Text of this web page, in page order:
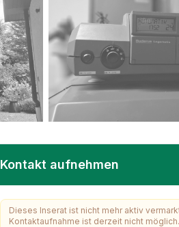
Kontakt aufnehmen
Dieses Inserat ist nicht mehr aktiv
Kontaktaufnahme ist derzeit nicht möglich.